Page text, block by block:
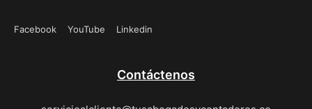
Facebook YouTube Linkedin
Contáctenos